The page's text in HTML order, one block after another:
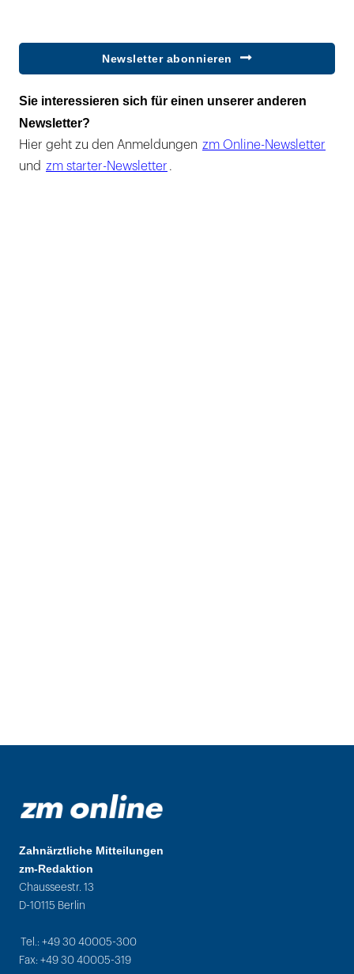
Newsletter abonnieren
Sie interessieren sich für einen unserer anderen
Newsletter?
Hier geht zu den Anmeldungen zm Online-Newsletter
und zm starter-Newsletter .
Zahnärztliche Mitteilungen
zm-Redaktion
Chausseestr. 13
D-10115 Berlin
Tel.: +49 30 40005-300
Fax: +49 30 40005-319